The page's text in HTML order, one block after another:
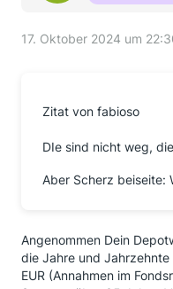
17. Oktober 2024 um
Zitat von fabioso
DIe sind nicht weg,
Aber Scherz beiseite:
Angenommen Dein
die Jahre und
EUR (Annahmen im